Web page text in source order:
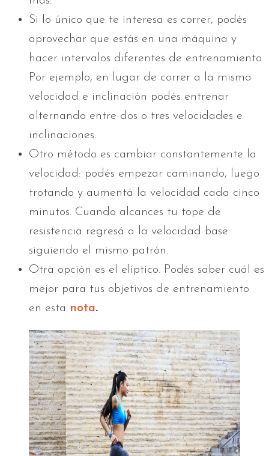
Si lo único que te interesa es correr, podés
aprovechar que estás en una máquina y
hacer intervalos diferentes de entrenamiento.
Por ejemplo, en lugar de correr a la misma
velocidad e inclinación podés entrenar
alternando entre dos o tres velocidades e
inclinaciones.
Otro método es cambiar constantemente la
velocidad: podés empezar caminando, luego
trotando y aumentá la velocidad cada cinco
minutos. Cuando alcances tu tope de
resistencia regresá a la velocidad base
siguiendo el mismo patrón.
Otra opción es el elíptico. Podés saber cuál es
mejor para tus objetivos de entrenamiento
en esta nota.